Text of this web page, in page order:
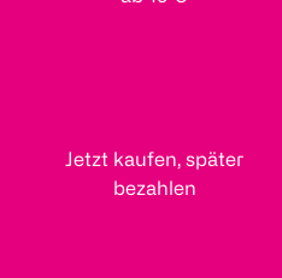
Jetzt kaufen, später
bezahlen